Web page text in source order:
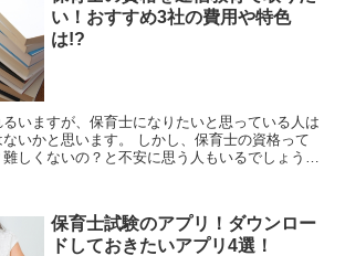
い！おすすめ3社の費用や特色
は!?
いますが、保育士になりたいと思っている人は
す。 しかし、保育士の資格って
しくないの？と不安に思う人もいるでしょう。
保育士試験のアプリ！ダウンロー
ドしておきたいアプリ4選！